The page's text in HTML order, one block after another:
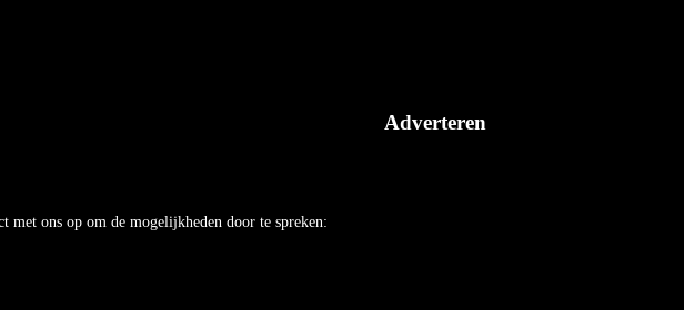
Adverteren
met ons op om de mogelijkheden door te spreken: